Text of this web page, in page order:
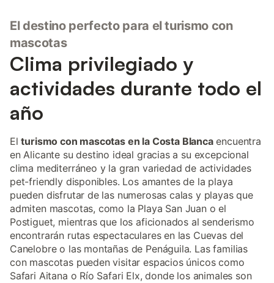
El destino perfecto para el turismo con
mascotas
Clima privilegiado y
actividades durante todo el
año
Elturismo con mascotas en la Costa Blancaencuentra
en Alicante su destino ideal gracias a su excepcional
clima mediterráneo y la gran variedad de actividades
pet-friendly disponibles. Los amantes de la playa
pueden disfrutar de las numerosas calas y playas que
admiten mascotas, como la Playa San Juan o el
Postiguet, mientras que los aficionados al senderismo
encontrarán rutas espectaculares en las Cuevas del
Canelobre o las montañas de Penáguila. Las familias
con mascotas pueden visitar espacios únicos como
Safari Aitana o Río Safari Elx, donde los animales son